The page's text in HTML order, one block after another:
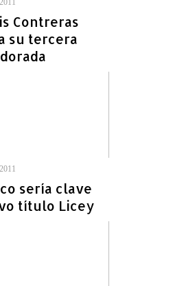
Contreras
su tercera
sería clave
título Licey